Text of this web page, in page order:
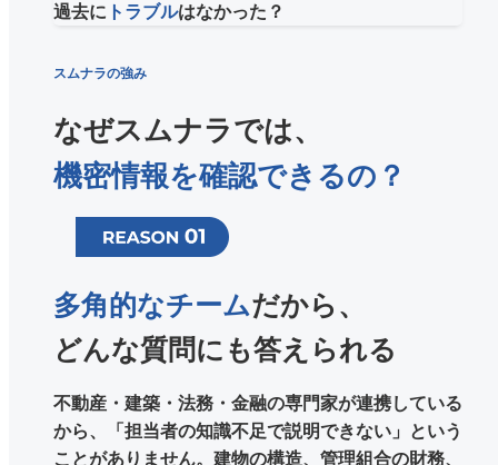
過去に トラブルはなかった？
スムナラの強み
なぜスムナラでは、
機密情報を確認できるの？
多角的なチームだから、
どんな質問にも答えられる
不動産・建築・法務・金融の専門家が連携している
から、「担当者の知識不足で説明できない」という
ことがありません。建物の構造、管理組合の財務、